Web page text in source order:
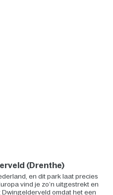
(Drenthe)
en dit park laat precies
vind je zo’n uitgestrekt en
omdat het een